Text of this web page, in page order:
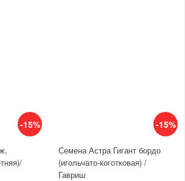
-15% -15%
Семена Астра Гигант бордо
(игольчато-коготковая) /
Гавриш